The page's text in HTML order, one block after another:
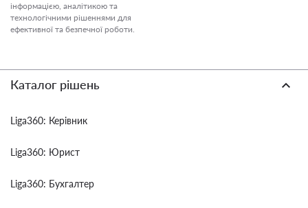
інформацією, аналітикою та
технологічними рішеннями для
ефективної та безпечної роботи.
Каталог рішень
Liga360: Керівник
Liga360: Юрист
Liga360: Бухгалтер